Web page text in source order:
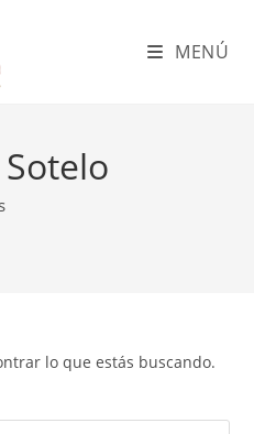
MENÚ
lo que estás buscando.